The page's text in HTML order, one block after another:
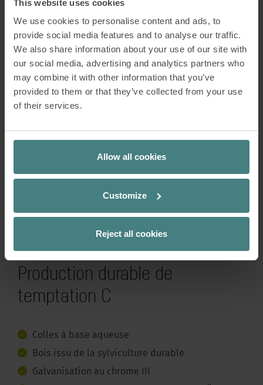
This website uses cookies
We use cookies to personalise content and ads, to
provide social media features and to analyse our traffic.
We also share information about your use of our site with
our social media, advertising and analytics partners who
may combine it with other information that you’ve
provided to them or that they’ve collected from your use
of their services.
Allow all cookies
Customize
Reject all cookies
et leur éventuelle nocivité pour l’environnement.
DÉVELOPPEMENT DURABLE
Production durable de
temptation C
Colles à base aqueuse
Bois issu de la sylviculture durable
Galvanisation au chrome III